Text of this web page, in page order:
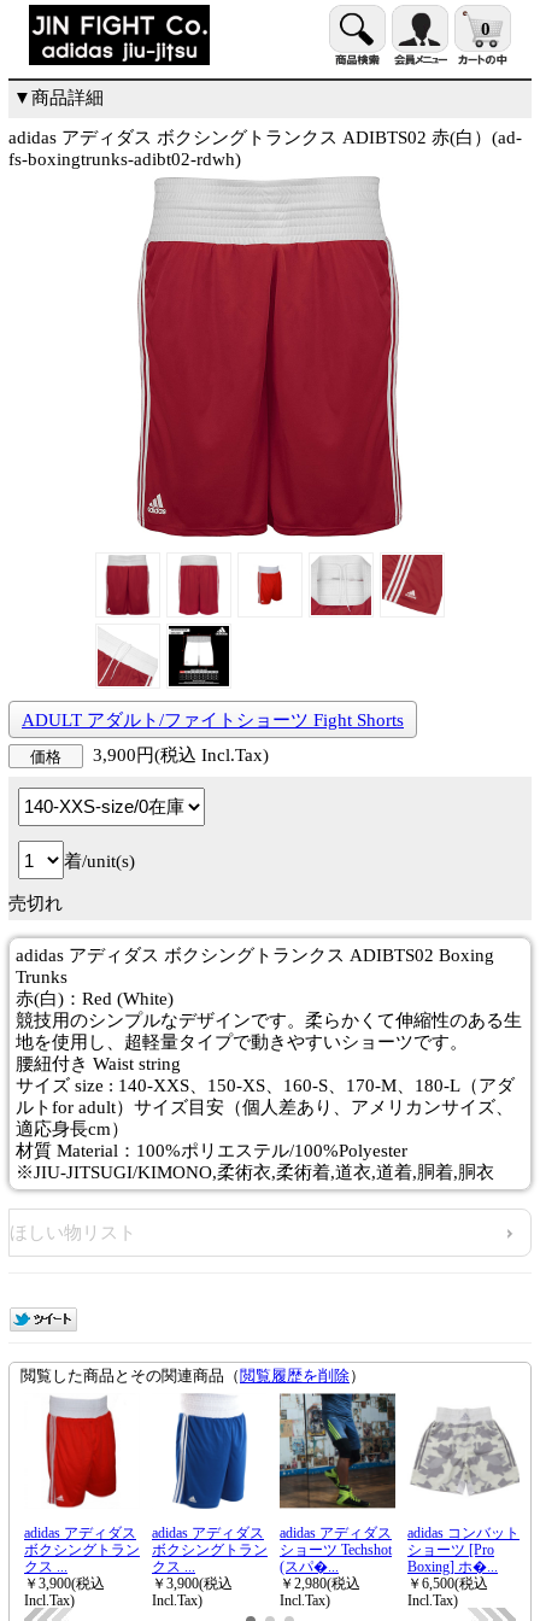
0
▼商品詳細
adidas アディダス ボクシングトランクス ADIBTS02 赤(白）(ad-
fs-boxingtrunks-adibt02-rdwh)
ADULT アダルト/ファイトショーツ Fight Shorts
価格 3,900円(税込 Incl.Tax)
着/unit(s)
売切れ
adidas アディダス ボクシングトランクス ADIBTS02 Boxing
Trunks
赤(白)：Red (White)
競技用のシンプルなデザインです。柔らかくて伸縮性のある生
地を使用し、超軽量タイプで動きやすいショーツです。
腰紐付き Waist string
サイズ size : 140-XXS、150-XS、160-S、170-M、180-L（アダ
ルトfor adult）サイズ目安（個人差あり、アメリカンサイズ、
適応身長cm）
材質 Material：100%ポリエステル/100%Polyester
※JIU-JITSUGI/KIMONO,柔術衣,柔術着,道衣,道着,胴着,胴衣
ほしい物リスト